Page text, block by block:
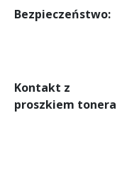
Bezpieczeństwo:
Kontakt z
proszkiem tonera